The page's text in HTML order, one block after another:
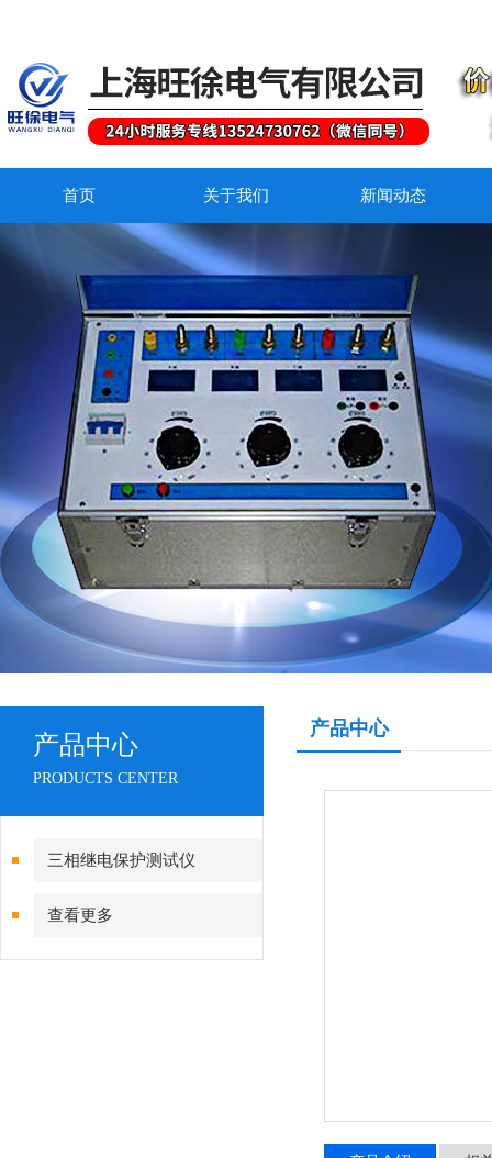
首页 关于我们 新闻动态
产品中心
PRODUCTS CENTER
三相继电保护测试仪
查看更多
产品中心